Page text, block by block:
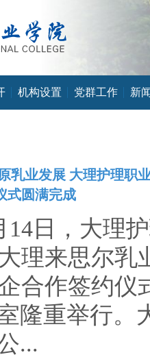
机构设置 党群工作 新
乳业发展 大理护理职
式圆满完成
14日，大理
理来思尔乳
合作签约仪
隆重举行。
...